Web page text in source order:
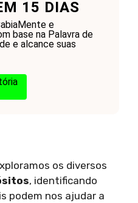
15 DIAS
e
base na Palavra de
e alcance suas
os diversos
, identificando
podem nos ajudar a